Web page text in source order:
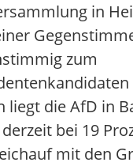
in
zum
liegt die AfD in
bei 19
mit den